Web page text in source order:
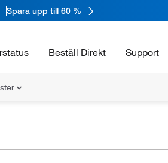
Spara upp till 60 %
Beställ Direkt Support